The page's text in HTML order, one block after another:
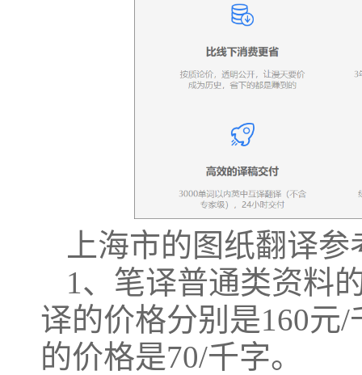
上海市的图纸翻译
1、笔译普通类资料
译的价格分别是160元
的价格是70/千字。